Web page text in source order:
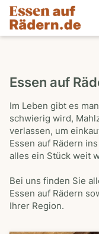
Essen auf
Im Leben gibt es
schwierig wird,
verlassen, um
Essen auf Rädern
alles ein Stück weit
Bei uns finden Sie
Essen auf Rädern
Ihrer Region.